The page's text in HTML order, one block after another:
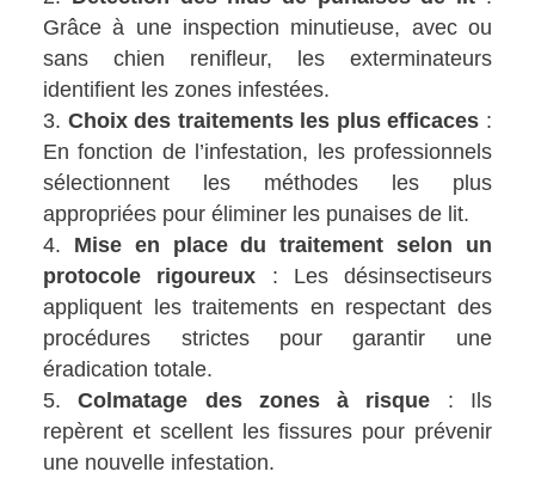
Grâce à une inspection minutieuse, avec ou
sans chien renifleur, les exterminateurs
identifient les zones infestées.
Choix des traitements les plus efficaces :
En fonction de l’infestation, les professionnels
sélectionnent les méthodes les plus
appropriées pour éliminer les punaises de lit.
Mise en place du traitement selon un
protocole rigoureux : Les désinsectiseurs
appliquent les traitements en respectant des
procédures strictes pour garantir une
éradication totale.
Colmatage des zones à risque : Ils
repèrent et scellent les fissures pour prévenir
une nouvelle infestation.